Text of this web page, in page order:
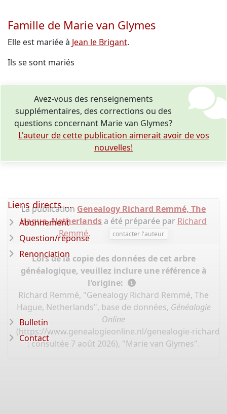
Famille de Marie van Glymes
Elle est mariée à Jean le Brigant.
Ils se sont mariés
Avez-vous des renseignements
supplémentaires, des corrections ou des
questions concernant Marie van Glymes?
L'auteur de cette publication aimerait avoir de vos
nouvelles!
La publication Genealogy Richard Remmé, The
Hague, Netherlands a été préparée par Richard
Remmé. contacter l'auteur
Lors de la copie des données de cet arbre
généalogique, veuillez inclure une référence à
l'origine:
Richard Remmé, "Genealogy Richard Remmé, The
Hague, Netherlands", base de données, Généalogie
Online
(https://www.genealogieonline.nl/genealogie-richard-
: consultée 7 août 2026), "Marie van Glymes".
Liens directs ...
Abonnement
Question/réponse
Renonciation
Bulletin
Contact